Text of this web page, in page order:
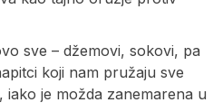
sve – džemovi, sokovi, pa
koji nam pružaju sve
je možda zanemarena u